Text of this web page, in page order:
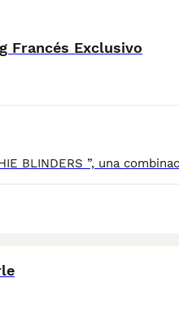
Francés Exclusivo